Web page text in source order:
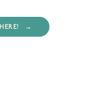
HERE!